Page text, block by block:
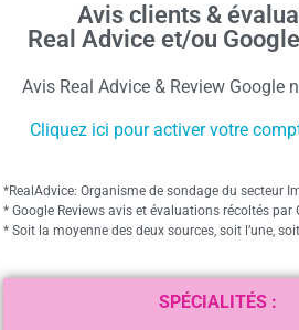
Avis clients &
Real Advice et/ou
Avis Real Advice & Review Google
Cliquez ici pour activer votre
*RealAdvice: Organisme de sondage du secteur
* Google Reviews avis et évaluations récoltés par
* Soit la moyenne des deux sources, soit l’une,
SPÉCIALITÉS :